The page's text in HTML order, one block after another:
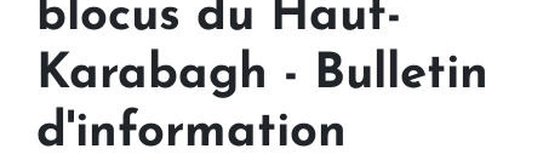
blocus du Haut-
Karabagh - Bulletin
d'information